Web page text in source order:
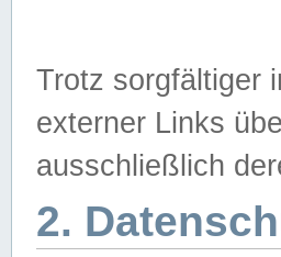
Trotz sorgfältiger
externer Links
ausschließlich
2.